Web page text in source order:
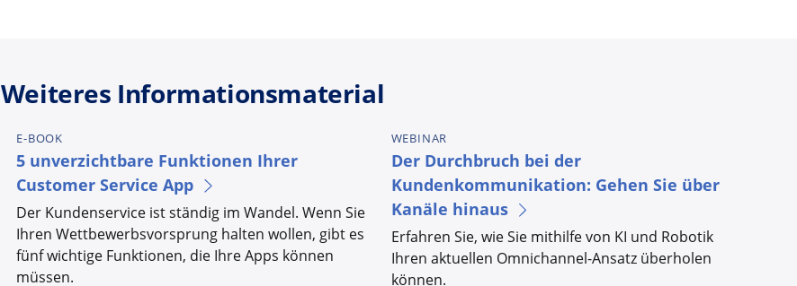
Weiteres Informationsmaterial
E-BOOK
5 unverzichtbare Funktionen Ihrer
Customer Service App
Der Kundenservice ist ständig im Wandel. Wenn Sie
Ihren Wettbewerbsvorsprung halten wollen, gibt es
fünf wichtige Funktionen, die Ihre Apps können
müssen.
WEBINAR
Der Durchbruch bei der
Kundenkommunikation: Gehen Sie über
Kanäle hinaus
Erfahren Sie, wie Sie mithilfe von KI und Robotik
Ihren aktuellen Omnichannel-Ansatz überholen
können.